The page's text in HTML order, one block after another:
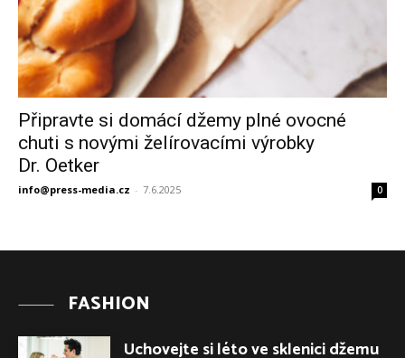
Připravte si domácí džemy plné ovocné
chuti s novými želírovacími výrobky
Dr. Oetker
info@press-media.cz - 7.6.2025 0
FASHION
Uchovejte si léto ve sklenici džemu